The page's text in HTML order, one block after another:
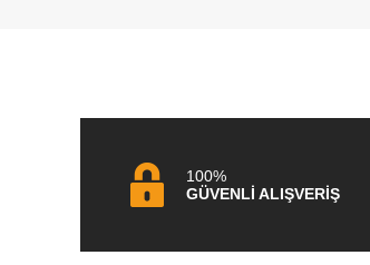
100%
GÜVENLİ ALIŞVERİŞ